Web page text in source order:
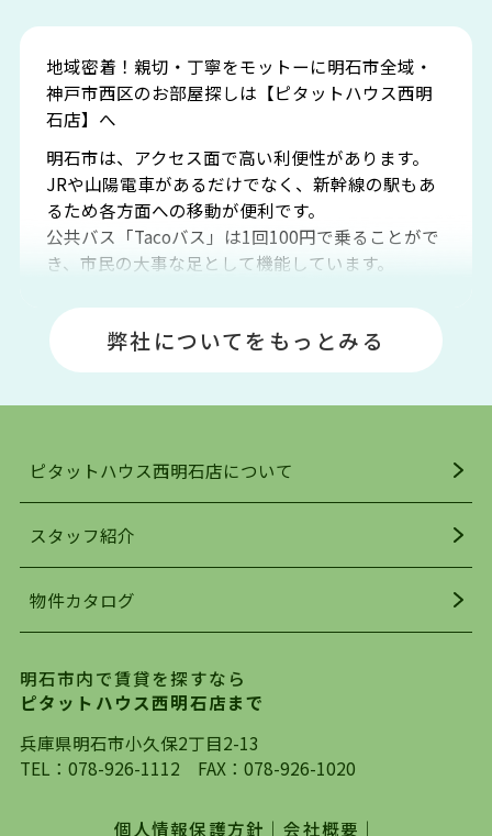
地域密着！親切・丁寧をモットーに明石市全域・
神戸市西区のお部屋探しは【ピタットハウス西明
石店】へ
明石市は、アクセス面で高い利便性があります。
JRや山陽電車があるだけでなく、新幹線の駅もあ
るため各方面への移動が便利です。
公共バス「Tacoバス」は1回100円で乗ることがで
き、市民の大事な足として機能しています。
場や釣りスポットが多くあります。JR「大久保
駅」周辺には、ビブレ・イオンをはじめとした買
い物施設も多くあり、買い物にも困りません。
明石駅・西明石駅を中心に、明石市・神戸市西区
でお部屋探している方は、ぜひ当ＨＰにて物件を
お探しになってください。弊社は、スタッフの平
を行っており地域最大級の情報取扱量を誇ってお
ります。店頭で限られた物件をご紹介する、従来
自身でインターネットを利用し、理想のお部屋を
探していただき、選択していただいた物件情報に
対して、専門知識を持ったスタッフがサポートさ
せていただくスタイルを心がけております。私た
は、一度だけでは終わらない、お客様との末長い
弊社についてをもっとみる
ピタットハウス西明石店について
スタッフ紹介
物件カタログ
明石市内で賃貸を探すなら
ピタットハウス西明石店まで
兵庫県明石市小久保2丁目2-13
TEL： 078-926-1112 FAX：078-926-1020
個人情報保護方針 ｜会社概要 ｜